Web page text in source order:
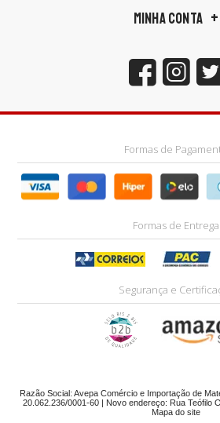
MINHA CONTA
Formas de
Formas de Entrega
Segurança e
Razão Social: Avepa Comércio e Importação de
20.062.236/0001-60 | Novo endereço: Rua Teófilo
Mapa do site